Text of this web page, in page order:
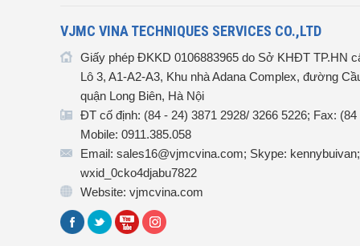
VJMC VINA TECHNIQUES SERVICES CO.,LTD
Giấy phép ĐKKD 0106883965 do Sở KHĐT TP.HN
Lô 3, A1-A2-A3, Khu nhà Adana Complex, đường
quận Long Biên, Hà Nội
ĐT cố định: (84 - 24) 3871 2928/ 3266 5226; Fax:
Mobile: 0911.385.058
Email: sales16@vjmcvina.com; Skype:
wxid_0cko4djabu7822
Website: vjmcvina.com